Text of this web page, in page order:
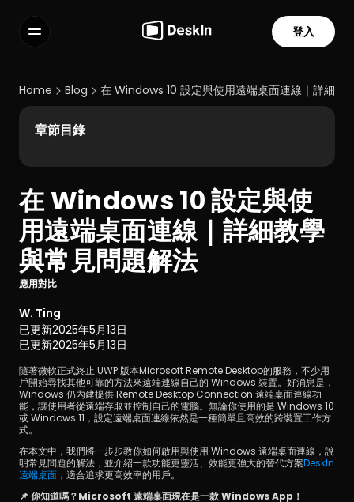
常見問題解答
Select Language
服務條款
隱私政策
登入
Home Blog 在 Windows 10 設定與使用遠端桌面連線｜詳細教
在 Windows 10 設定與使
用遠端桌面連線｜詳細教學
與常見問題解法
應用對比
W. Ting
已更新2025年5月13日
已更新2025年5月13日
隨著微軟正式終止 UWP 版本Microsoft Remote Desktop的服務，不少用
戶開始尋找其他可靠的方法來遠端連線自己的 Windows 裝置。好消息是，
Windows 仍內建提供 Remote Desktop Connection 遠端桌面連線功
能，讓使用者從遠端存取並控制自己的電腦。無論你使用的是 Windows 10
或 Windows 11，設定遠端桌面連線依然是一種簡單且高效的跨裝置工作方
式。
在本文中，我們將一步步教你如何啟用與使用 Windows 遠端桌面連線，說
明常見問題的解法，並介紹一款功能更靈活、效能更強大的替代方案DeskIn
遠端桌面 ，適合追求更高效率的用戶。
📌 你知道嗎？Microsoft 遠端桌面現在是一款 Windows App！
章節目錄